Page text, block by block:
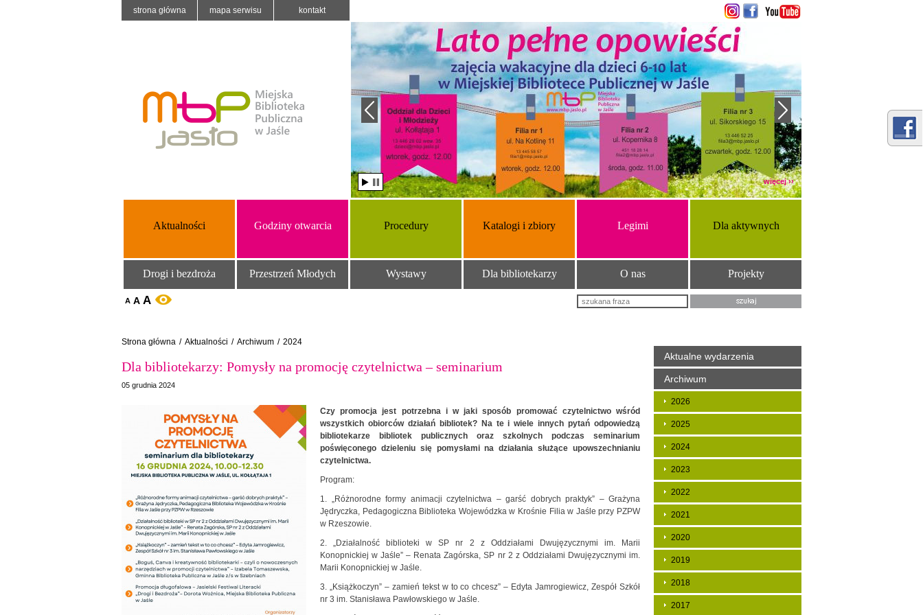
strona główna mapa serwisu kontakt
więcej ››
Aktualności Godziny otwarcia Procedury Katalogi i zbiory Legimi Dla aktywnych
Drogi i bezdroża Przestrzeń Młodych Wystawy Dla bibliotekarzy O nas Projekty
A A A WERSJA KONTRASTOWA
Strona główna / Aktualności / Archiwum / 2024
Dla bibliotekarzy: Pomysły na promocję czytelnictwa – seminarium
05 grudnia 2024
Czy promocja jest potrzebna i w jaki sposób promować czytelnictwo wśród
wszystkich obiorców działań bibliotek? Na te i wiele innych pytań odpowiedzą
bibliotekarze bibliotek publicznych oraz szkolnych podczas seminarium
poświęconego dzieleniu się pomysłami na działania służące upowszechnianiu
czytelnictwa.
Program:
1. „Różnorodne formy animacji czytelnictwa – garść dobrych praktyk” – Grażyna
Jędryczka, Pedagogiczna Biblioteka Wojewódzka w Krośnie Filia w Jaśle przy PZPW
w Rzeszowie.
2. „Działalność biblioteki w SP nr 2 z Oddziałami Dwujęzycznymi im. Marii
Konopnickiej w Jaśle” – Renata Zagórska, SP nr 2 z Oddziałami Dwujęzycznymi im.
Marii Konopnickiej w Jaśle.
3. „Książkoczyn” – zamień tekst w to co chcesz” – Edyta Jamrogiewicz, Zespół Szkół
nr 3 im. Stanisława Pawłowskiego w Jaśle.
Aktualne wydarzenia
Archiwum
2026
2025
2024
2023
2022
2021
2020
2019
2018
2017